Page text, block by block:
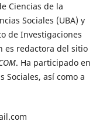
Ciencias de la
Sociales (UBA) y
de Investigaciones
es redactora del sitio
. Ha participado en
Sociales, así como a